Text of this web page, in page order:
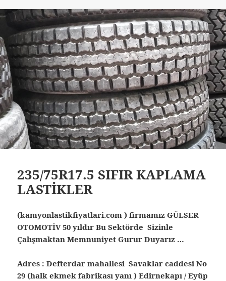
235/75R17.5 SIFIR KAPLAMA
LASTİKLER
(kamyonlastikfiyatlari.com ) firmamız GÜLSER
OTOMOTİV 50 yıldır Bu Sektörde Sizinle
Çalışmaktan Memnuniyet Gurur Duyarız …
Adres : Defterdar mahallesi Savaklar caddesi No
29 (halk ekmek fabrikası yanı ) Edirnekapı / Eyüp